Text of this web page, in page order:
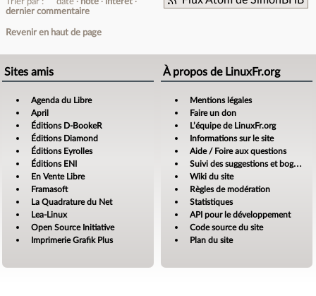
dernier commentaire
Revenir en haut de page
Sites amis
Agenda du Libre
April
Éditions D-BookeR
Éditions Diamond
Éditions Eyrolles
Éditions ENI
En Vente Libre
Framasoft
La Quadrature du Net
Lea-Linux
Open Source Initiative
Imprimerie Grafik Plus
À propos de LinuxFr.org
Mentions légales
Faire un don
L’équipe de LinuxFr.org
Informations sur le site
Aide / Foire aux questions
Suivi des suggestions et bogues
Wiki du site
Règles de modération
Statistiques
API pour le développement
Code source du site
Plan du site